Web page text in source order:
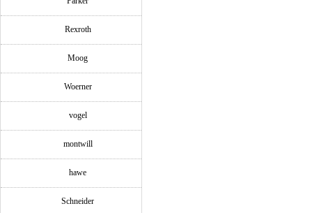
Rexroth
Moog
Woerner
vogel
montwill
hawe
Schneider